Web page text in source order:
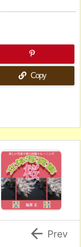
Copy
 Prev